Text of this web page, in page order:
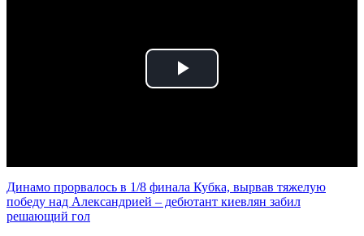
Play
Динамо прорвалось в 1/8 финала Кубка, вырвав тяжелую
победу над Александрией – дебютант киевлян забил
решающий гол